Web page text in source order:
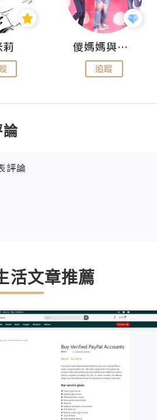
莉 儍媽媽與兩隻小魔怪之家
追蹤
評論
活文章推薦